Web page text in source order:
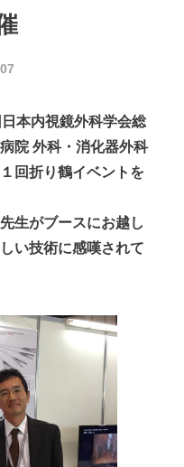
本内視鏡外科学会総
院 外科・消化器外科
回折り鶴イベントを
生がブースにお越し
い技術に感嘆されて